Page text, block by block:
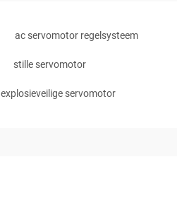
ac servomotor regelsysteem
stille servomotor
explosieveilige servomotor